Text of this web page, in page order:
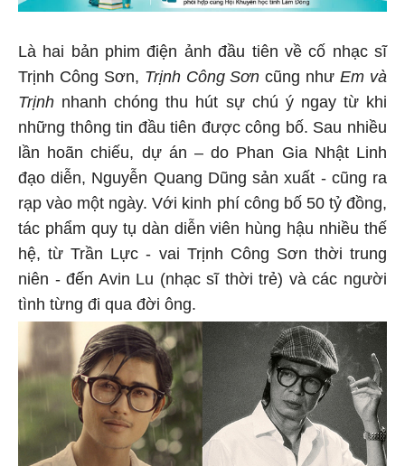
Là hai bản phim điện ảnh đầu tiên về cố nhạc sĩ
Trịnh Công Sơn, Trịnh Công Sơn cũng nhưEm và
Trịnh nhanh chóng thu hút sự chú ý ngay từ khi
những thông tin đầu tiên được công bố. Sau nhiều
lần hoãn chiếu, dự án – do Phan Gia Nhật Linh
đạo diễn, Nguyễn Quang Dũng sản xuất - cũng ra
rạp vào một ngày. Với kinh phí công bố 50 tỷ đồng,
tác phẩm quy tụ dàn diễn viên hùng hậu nhiều thế
hệ, từ Trần Lực - vai Trịnh Công Sơn thời trung
niên - đến Avin Lu (nhạc sĩ thời trẻ) và các người
tình từng đi qua đời ông.